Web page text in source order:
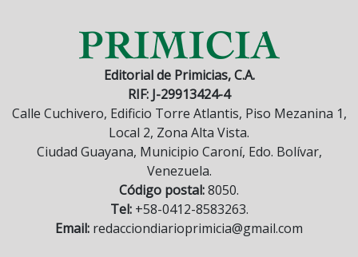
Editorial de Primicias, C.A.
RIF: J-29913424-4
Calle Cuchivero, Edificio Torre Atlantis, Piso Mezanina 1,
Local 2, Zona Alta Vista.
Ciudad Guayana, Municipio Caroní, Edo. Bolívar,
Venezuela.
Código postal:8050.
Tel:+58-0412-8583263.
Email: redacciondiarioprimicia@gmail.com